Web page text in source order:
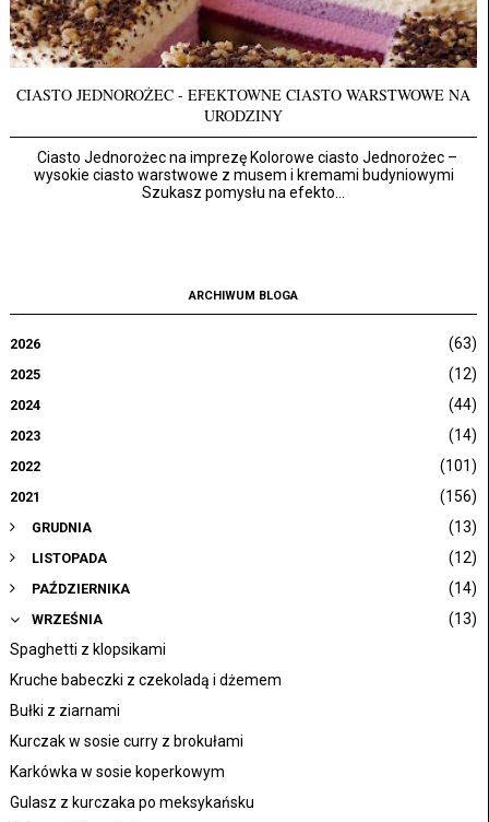
CIASTO JEDNOROŻEC - EFEKTOWNE CIASTO WARSTWOWE NA
URODZINY
Ciasto Jednorożec na imprezę Kolorowe ciasto Jednorożec –
wysokie ciasto warstwowe z musem i kremami budyniowymi
Szukasz pomysłu na efekto...
ARCHIWUM BLOGA
2026 (63)
2025 (12)
2024 (44)
2023 (14)
2022 (101)
2021 (156)
GRUDNIA (13)
LISTOPADA (12)
PAŹDZIERNIKA (14)
WRZEŚNIA
(13)
Spaghetti z klopsikami
Kruche babeczki z czekoladą i dżemem
Bułki z ziarnami
Kurczak w sosie curry z brokułami
Karkówka w sosie koperkowym
Gulasz z kurczaka po meksykańsku